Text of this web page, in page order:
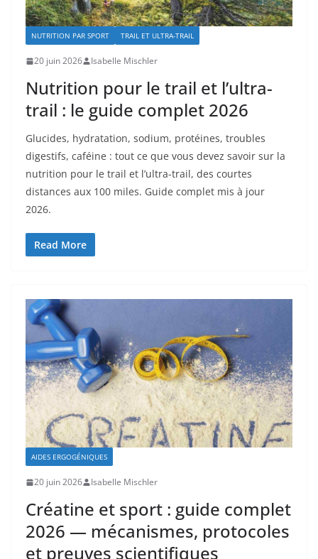
NUTRITION PAR SPORT TRAIL ET ULTRA-TRAIL
20 juin 2026 Isabelle Mischler
Nutrition pour le trail et l’ultra-
trail : le guide complet 2026
Glucides, hydratation, sodium, protéines, troubles
digestifs, caféine : tout ce que vous devez savoir sur la
nutrition pour le trail et l’ultra-trail, des courtes
distances aux 100 miles. Guide complet mis à jour
2026.
Read More
AIDES ERGOGÉNIQUES
20 juin 2026 Isabelle Mischler
Créatine et sport : guide complet
2026 — mécanismes, protocoles
et preuves scientifiques